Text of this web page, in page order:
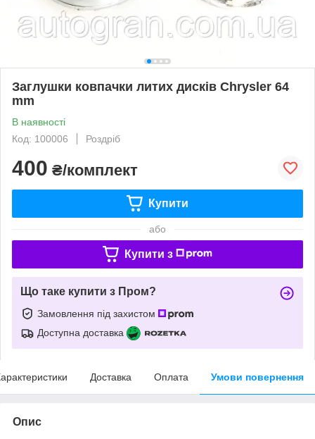
Заглушки ковпачки литих дисків Chrysler 64
mm
В наявності
Код: 100006
Роздріб
400 ₴/комплект
Купити
або
Купити з
Що таке купити з Пром?
Замовлення під захистом
Доступна доставка
Доставка Оплата Умови повернення
Опис